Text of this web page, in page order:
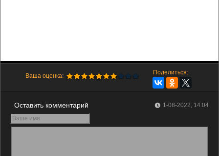
Ваша оценка: Поделиться:
Оставить комментарий 1-08-2022, 14:04